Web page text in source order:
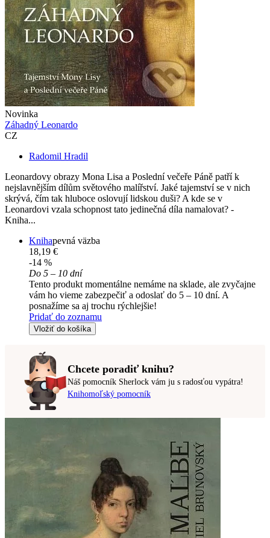
Novinka
Záhadný Leonardo
CZ
Radomil Hradil
Leonardovy obrazy Mona Lisa a Poslední večeře Páně patří k
nejslavnějším dílům světového malířství. Jaké tajemství se v nich
skrývá, čím tak hluboce oslovují lidskou duši? A kde se v
Leonardovi vzala schopnost tato jedinečná díla namalovat? -
Kniha...
Knihapevná väzba
18,19 €
-14 %
Do 5 – 10 dní
Tento produkt momentálne nemáme na sklade, ale zvyčajne
vám ho vieme zabezpečiť a odoslať do 5 – 10 dní. A
posnažíme sa aj trochu rýchlejšie!
Pridať do zoznamu
Vložiť do košíka
Chcete poradiť knihu?
Náš pomocník Sherlock vám ju s radosťou vypátra!
Knihomoľský pomocník